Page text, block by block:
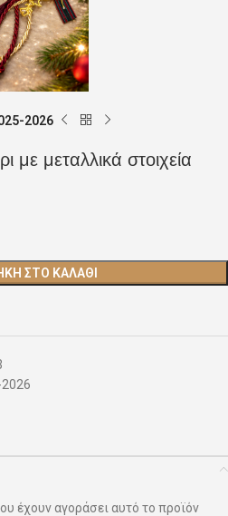
2026
με μεταλλικά στοιχεία
ΣΤΟ ΚΑΛΆΘΙ
έχουν αγοράσει αυτό το προϊόν